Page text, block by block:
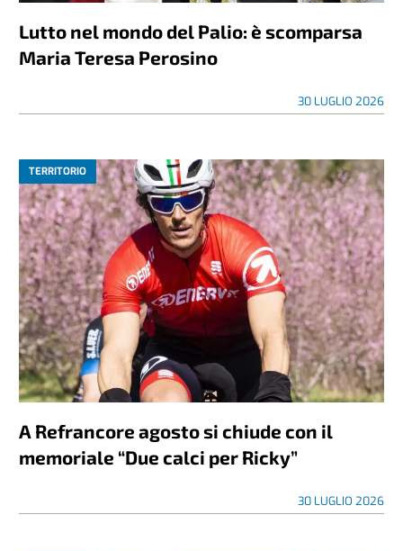
Lutto nel mondo del Palio: è scomparsa
Maria Teresa Perosino
30 LUGLIO 2026
TERRITORIO
A Refrancore agosto si chiude con il
memoriale “Due calci per Ricky”
30 LUGLIO 2026